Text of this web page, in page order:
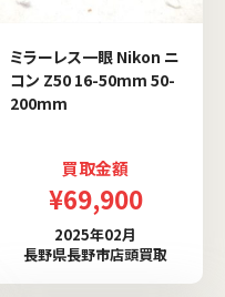
ミラーレス一眼 Nikon ニ
コン Z50 16-50mm 50-
200mm
買取金額
¥69,900
2025年02月
長野県長野市店頭買取